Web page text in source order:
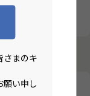
さまのキ
願い申し